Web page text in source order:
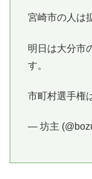
宮崎市の人は
明日は大分市
す。
市町村選手権
— 坊主